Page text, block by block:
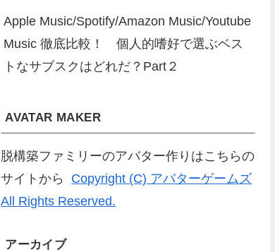
Apple Music/Spotify/Amazon Music/Youtube
Music 徹底比較！ 個人的嗜好で選ぶベス
トなサブスクはどれだ？Part２
AVATAR MAKER
脱構築ファミリーのアバター作りはこちらの
サイトから
Copyright (C) アバターゲームズ
All Rights Reserved.
アーカイブ